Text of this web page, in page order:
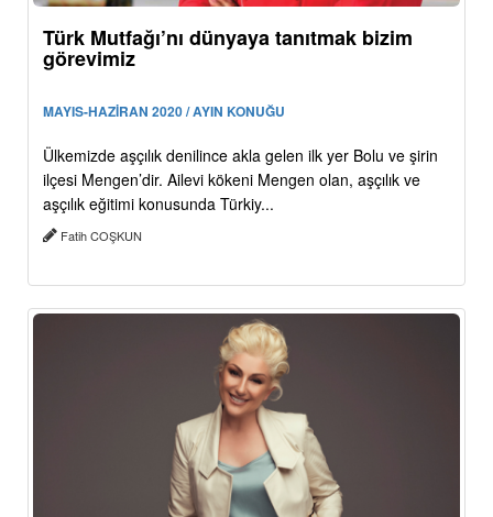
Türk Mutfağı’nı dünyaya tanıtmak bizim
görevimiz
MAYIS-HAZİRAN 2020 / AYIN KONUĞU
Ülkemizde aşçılık denilince akla gelen ilk yer Bolu ve şirin
ilçesi Mengen’dir. Ailevi kökeni Mengen olan, aşçılık ve
aşçılık eğitimi konusunda Türkiy...
Fatih COŞKUN